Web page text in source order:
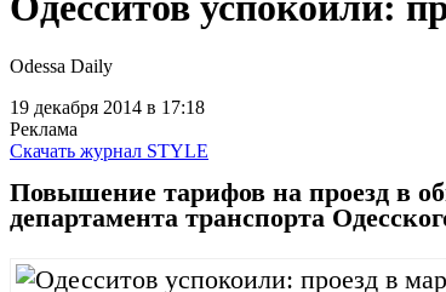
Odessa Daily
19 декабря 2014 в 17:18
Реклама
Скачать журнал STYLE
Повышение тарифов на проезд в
департамента транспорта